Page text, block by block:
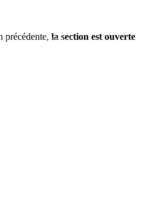
Boutique Contact
précédente, la section est ouverte